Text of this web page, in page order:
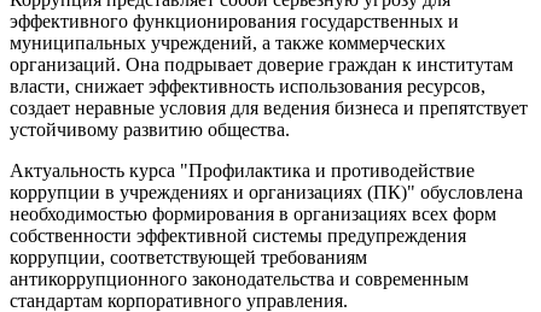
эффективного функционирования государственных и
муниципальных учреждений, а также коммерческих
организаций. Она подрывает доверие граждан к институтам
власти, снижает эффективность использования ресурсов,
создает неравные условия для ведения бизнеса и препятствует
устойчивому развитию общества.
Актуальность курса "Профилактика и противодействие
коррупции в учреждениях и организациях (ПК)" обусловлена
необходимостью формирования в организациях всех форм
собственности эффективной системы предупреждения
коррупции, соответствующей требованиям
антикоррупционного законодательства и современным
стандартам корпоративного управления.